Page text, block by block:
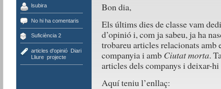
lsubira
No hi ha comentaris
Suficiència 2
articles d'opinió, Diari
Lliure, projecte
Bon dia,
Els últims dies de classe vam
d’opinió i, com ja sabeu, ja ha
trobareu articles relacionats amb
companyia i amb Ciutat morta.
articles dels companys i deixar-
Aquí teniu l’enllaç: